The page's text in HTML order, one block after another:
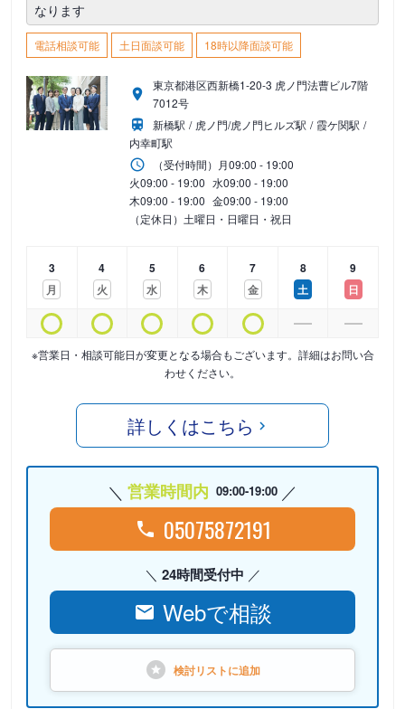
なります
電話相談可能 土日面談可能 18時以降面談可能
東京都港区西新橋1-20-3 虎ノ門法曹ビル7階
7012号
新橋駅
虎ノ門/虎ノ門ヒルズ駅
霞ケ関駅
内幸町駅
（受付時間） 月09:00 - 19:00
火09:00 - 19:00 水09:00 - 19:00
木09:00 - 19:00 金09:00 - 19:00
（定休日）土曜日・日曜日・祝日
3
月
4
火
5
水
6
木
7
金
8
土
9
日
※営業日・相談可能日が変更となる場合もございます。詳細はお問い合
わせください。
詳しくはこちら
営業時間内 09:00-19:00
05075872191
24時間受付中
Webで相談
検討リストに追加